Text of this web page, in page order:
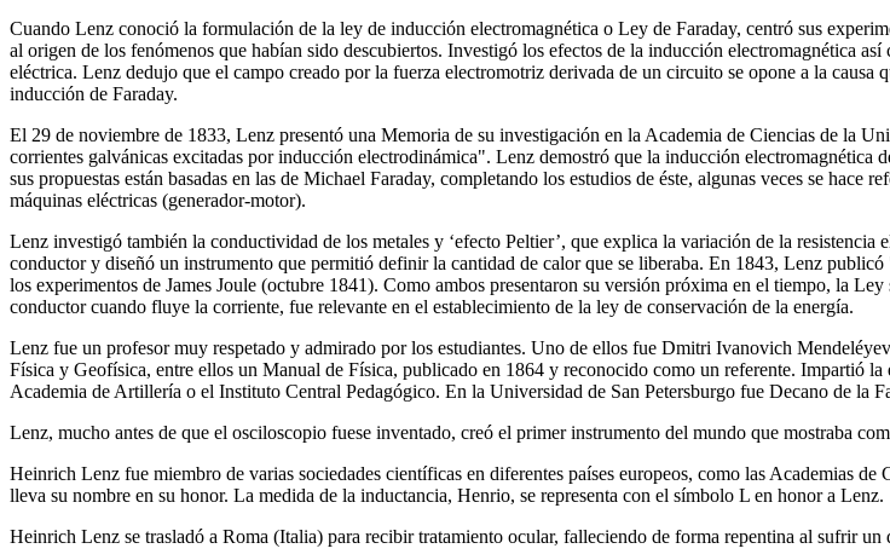
Cuando Lenz conoció la formulación de la ley de inducción electromagnética o Ley de Faraday, centró sus
al origen de los fenómenos que habían sido descubiertos. Investigó los efectos de la inducción electromagnética
eléctrica. Lenz dedujo que el campo creado por la fuerza electromotriz derivada de un circuito se opone a la
inducción de Faraday.
El 29 de noviembre de 1833, Lenz presentó una Memoria de su investigación en la Academia de Ciencias de la
corrientes galvánicas excitadas por inducción electrodinámica". Lenz demostró que la inducción electromagnética
sus propuestas están basadas en las de Michael Faraday, completando los estudios de éste, algunas veces se
máquinas eléctricas (generador-motor).
Lenz investigó también la conductividad de los metales y ‘efecto Peltier’, que explica la variación de la
conductor y diseñó un instrumento que permitió definir la cantidad de calor que se liberaba. En 1843, Lenz
los experimentos de James Joule (octubre 1841). Como ambos presentaron su versión próxima en el tiempo, la
conductor cuando fluye la corriente, fue relevante en el establecimiento de la ley de conservación de la energía.
Lenz fue un profesor muy respetado y admirado por los estudiantes. Uno de ellos fue Dmitri Ivanovich
Física y Geofísica, entre ellos un Manual de Física, publicado en 1864 y reconocido como un referente. Impartió
Academia de Artillería o el Instituto Central Pedagógico. En la Universidad de San Petersburgo fue Decano de la
Lenz, mucho antes de que el osciloscopio fuese inventado, creó el primer instrumento del mundo que mostraba
Heinrich Lenz fue miembro de varias sociedades científicas en diferentes países europeos, como las Academias
lleva su nombre en su honor. La medida de la inductancia, Henrio, se representa con el símbolo L en honor a Lenz.
Heinrich Lenz se trasladó a Roma (Italia) para recibir tratamiento ocular, falleciendo de forma repentina al sufrir un